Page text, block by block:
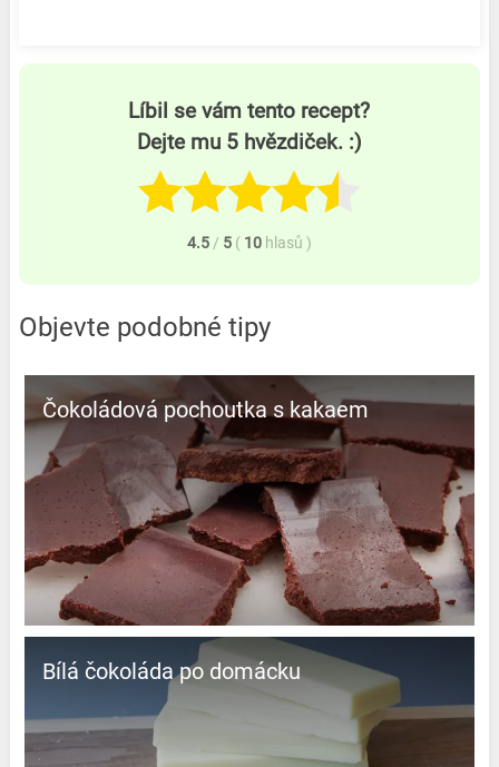
Líbil se vám tento recept?
Dejte mu 5 hvězdiček. :)
4.5 / 5 ( 10 hlasů )
Objevte podobné tipy
Čokoládová pochoutka s kakaem
Bílá čokoláda po domácku